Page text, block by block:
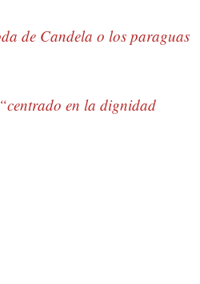
de Candela o los paraguas
en la dignidad